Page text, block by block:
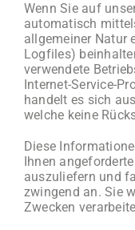
Wenn Sie auf
automatisch
allgemeiner Natur
Logfiles)
verwendete
Internet-Service-
handelt es sich
welche keine
Diese
Ihnen
auszuliefern und
zwingend an. Sie
Zwecken